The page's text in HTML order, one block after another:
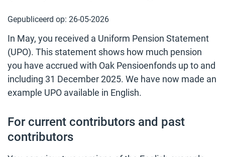
Gepubliceerd op: 26-05-2026
In May, you received a Uniform Pension Statement
(UPO). This statement shows how much pension
you have accrued with Oak Pensioenfonds up to and
including 31 December 2025. We have now made an
example UPO available in English.
For current contributors and past
contributors